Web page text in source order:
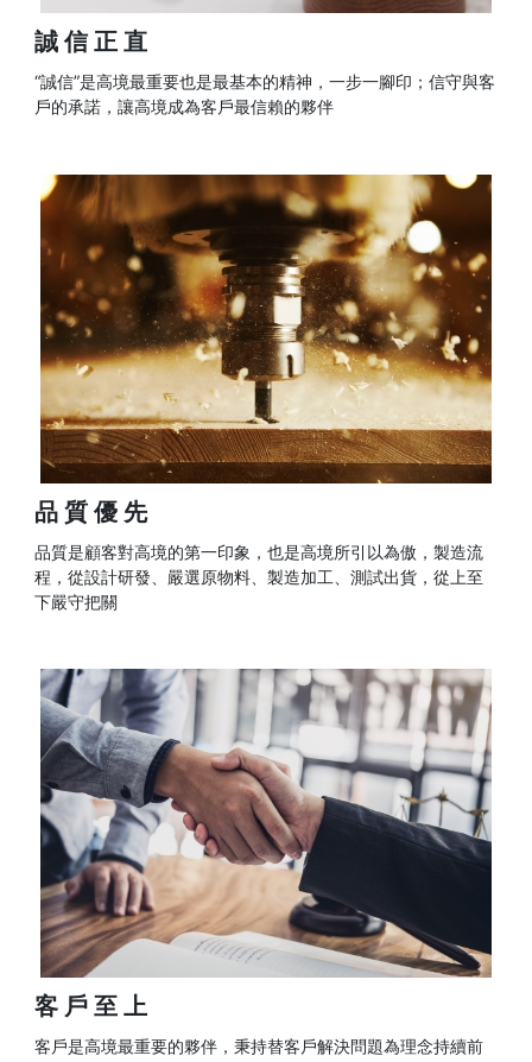
誠信正直
“誠信”是高境最重要也是最基本的精神，一步一腳印；信守與客
戶的承諾，讓高境成為客戶最信賴的夥伴
品質優先
品質是顧客對高境的第一印象，也是高境所引以為傲，製造流
程，從設計研發、嚴選原物料、製造加工、測試出貨，從上至
下嚴守把關
客戶至上
客戶是高境最重要的夥伴，秉持替客戶解決問題為理念持續前